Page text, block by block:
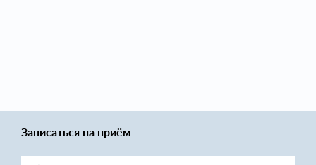
Записаться на приём